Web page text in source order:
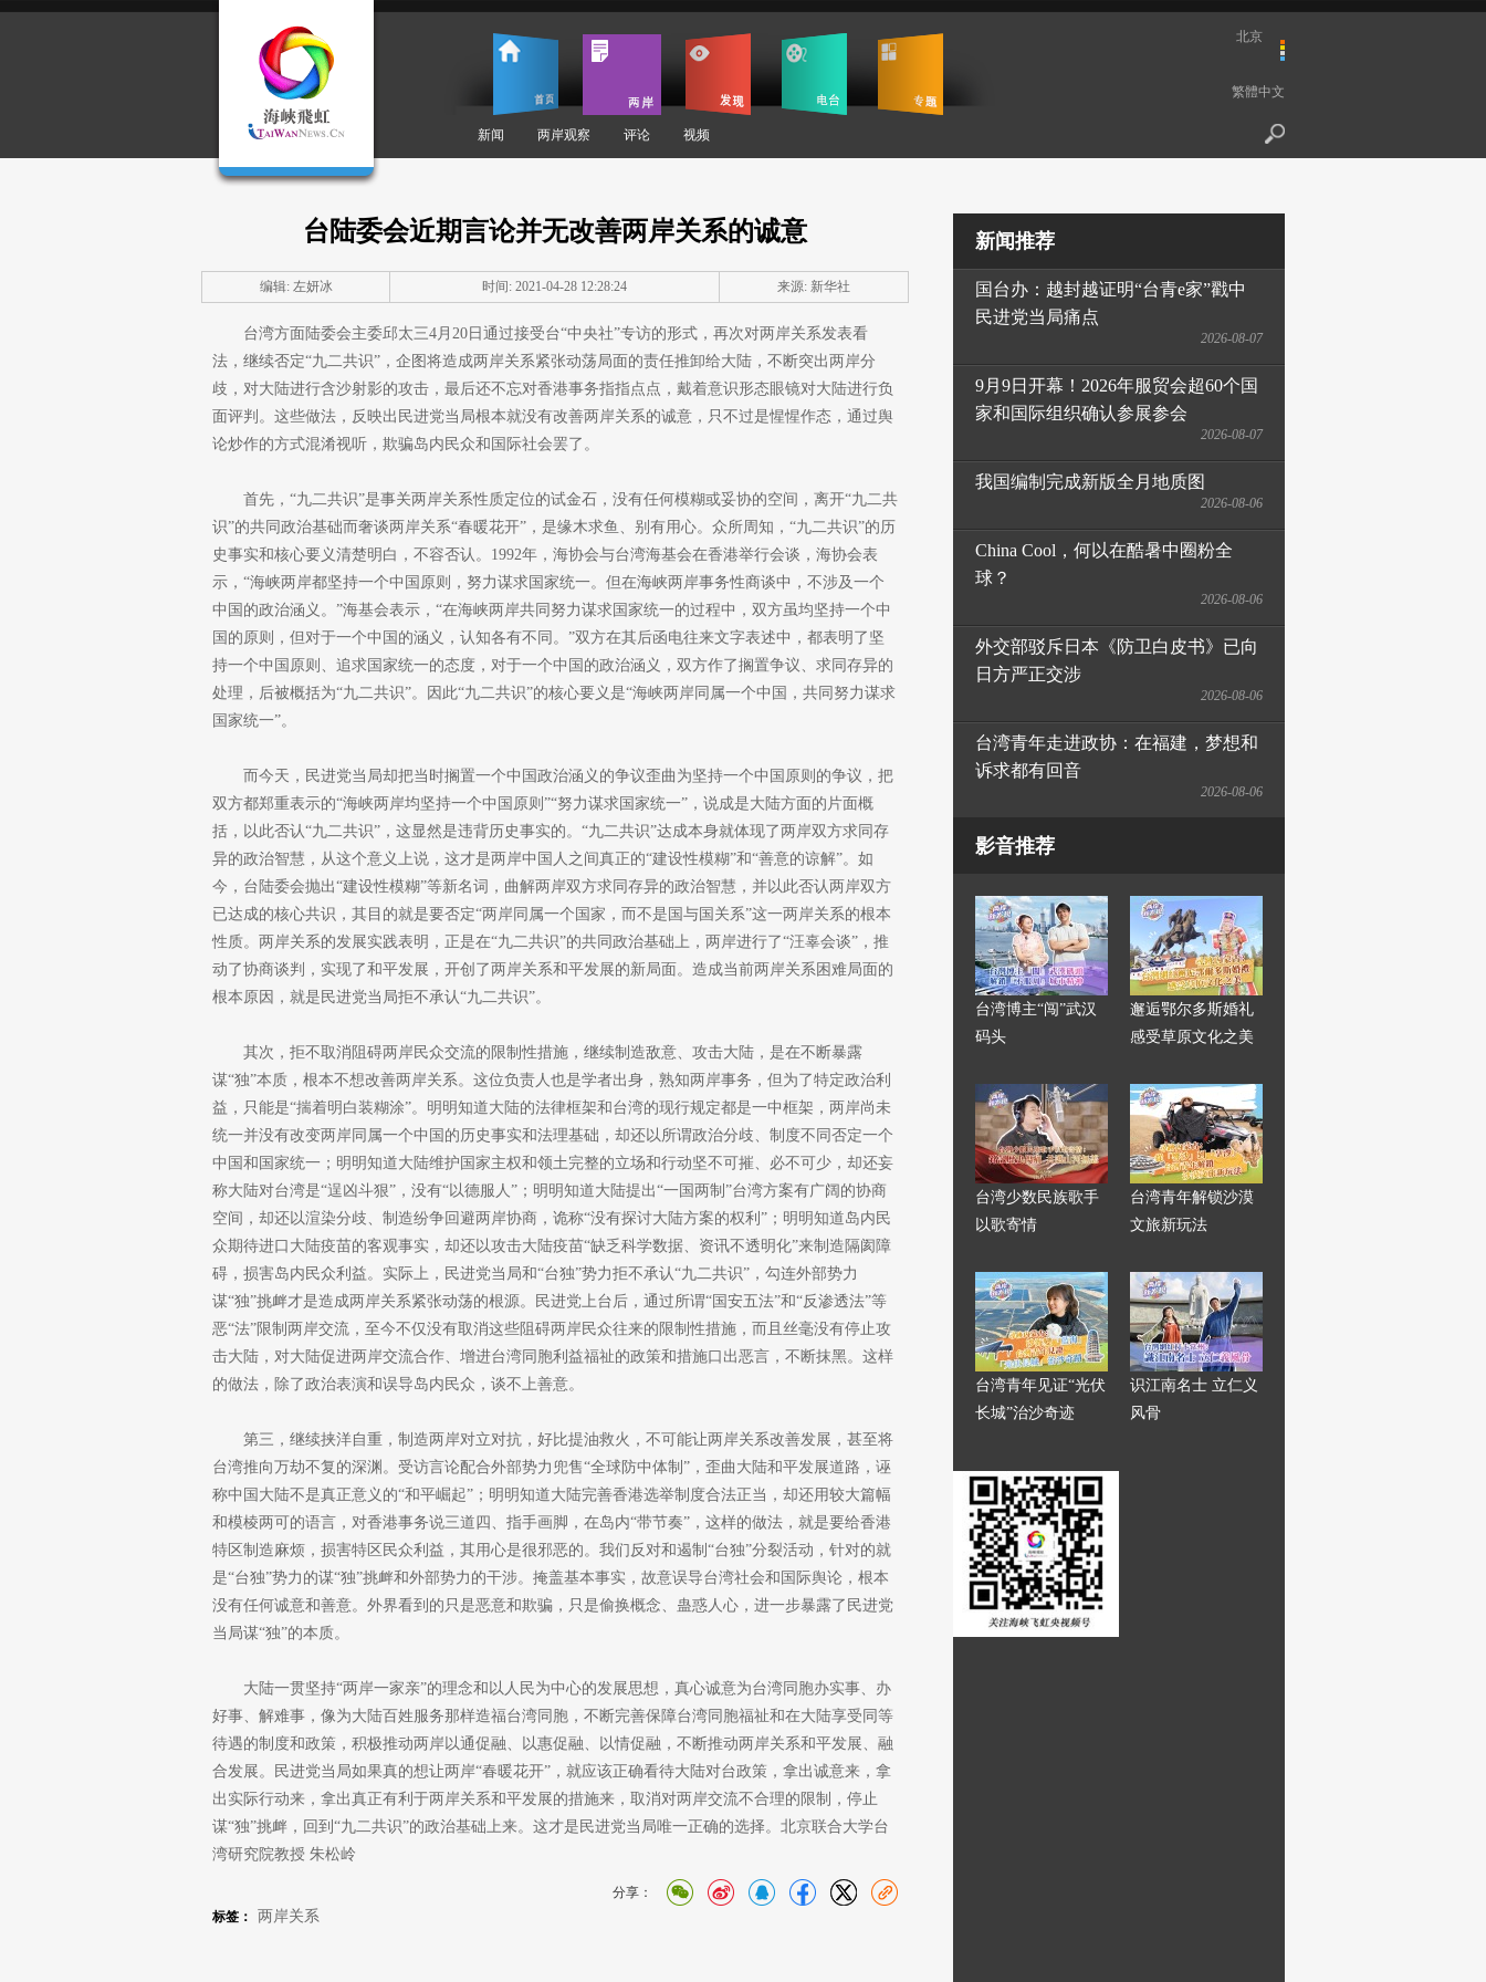
新闻 两岸观察 评论 视频
北京
繁體中文
台陆委会近期言论并无改善两岸关系的诚意
编辑: 左妍冰 时间: 2021-04-28 12:28:24 来源: 新华社
台湾方面陆委会主委邱太三4月20日通过接受台“中央社”专访的形式，再次对两岸关系发表看
法，继续否定“九二共识”，企图将造成两岸关系紧张动荡局面的责任推卸给大陆，不断突出两岸分
歧，对大陆进行含沙射影的攻击，最后还不忘对香港事务指指点点，戴着意识形态眼镜对大陆进行负
面评判。这些做法，反映出民进党当局根本就没有改善两岸关系的诚意，只不过是惺惺作态，通过舆
论炒作的方式混淆视听，欺骗岛内民众和国际社会罢了。
首先，“九二共识”是事关两岸关系性质定位的试金石，没有任何模糊或妥协的空间，离开“九二共
识”的共同政治基础而奢谈两岸关系“春暖花开”，是缘木求鱼、别有用心。众所周知，“九二共识”的历
史事实和核心要义清楚明白，不容否认。1992年，海协会与台湾海基会在香港举行会谈，海协会表
示，“海峡两岸都坚持一个中国原则，努力谋求国家统一。但在海峡两岸事务性商谈中，不涉及一个
中国的政治涵义。”海基会表示，“在海峡两岸共同努力谋求国家统一的过程中，双方虽均坚持一个中
国的原则，但对于一个中国的涵义，认知各有不同。”双方在其后函电往来文字表述中，都表明了坚
持一个中国原则、追求国家统一的态度，对于一个中国的政治涵义，双方作了搁置争议、求同存异的
处理，后被概括为“九二共识”。因此“九二共识”的核心要义是“海峡两岸同属一个中国，共同努力谋求
国家统一”。
而今天，民进党当局却把当时搁置一个中国政治涵义的争议歪曲为坚持一个中国原则的争议，把
双方都郑重表示的“海峡两岸均坚持一个中国原则”“努力谋求国家统一”，说成是大陆方面的片面概
括，以此否认“九二共识”，这显然是违背历史事实的。“九二共识”达成本身就体现了两岸双方求同存
异的政治智慧，从这个意义上说，这才是两岸中国人之间真正的“建设性模糊”和“善意的谅解”。如
今，台陆委会抛出“建设性模糊”等新名词，曲解两岸双方求同存异的政治智慧，并以此否认两岸双方
已达成的核心共识，其目的就是要否定“两岸同属一个国家，而不是国与国关系”这一两岸关系的根本
性质。两岸关系的发展实践表明，正是在“九二共识”的共同政治基础上，两岸进行了“汪辜会谈”，推
动了协商谈判，实现了和平发展，开创了两岸关系和平发展的新局面。造成当前两岸关系困难局面的
根本原因，就是民进党当局拒不承认“九二共识”。
其次，拒不取消阻碍两岸民众交流的限制性措施，继续制造敌意、攻击大陆，是在不断暴露
谋“独”本质，根本不想改善两岸关系。这位负责人也是学者出身，熟知两岸事务，但为了特定政治利
益，只能是“揣着明白装糊涂”。明明知道大陆的法律框架和台湾的现行规定都是一中框架，两岸尚未
统一并没有改变两岸同属一个中国的历史事实和法理基础，却还以所谓政治分歧、制度不同否定一个
中国和国家统一；明明知道大陆维护国家主权和领土完整的立场和行动坚不可摧、必不可少，却还妄
称大陆对台湾是“逞凶斗狠”，没有“以德服人”；明明知道大陆提出“一国两制”台湾方案有广阔的协商
空间，却还以渲染分歧、制造纷争回避两岸协商，诡称“没有探讨大陆方案的权利”；明明知道岛内民
众期待进口大陆疫苗的客观事实，却还以攻击大陆疫苗“缺乏科学数据、资讯不透明化”来制造隔阂障
碍，损害岛内民众利益。实际上，民进党当局和“台独”势力拒不承认“九二共识”，勾连外部势力
谋“独”挑衅才是造成两岸关系紧张动荡的根源。民进党上台后，通过所谓“国安五法”和“反渗透法”等
恶“法”限制两岸交流，至今不仅没有取消这些阻碍两岸民众往来的限制性措施，而且丝毫没有停止攻
击大陆，对大陆促进两岸交流合作、增进台湾同胞利益福祉的政策和措施口出恶言，不断抹黑。这样
的做法，除了政治表演和误导岛内民众，谈不上善意。
第三，继续挟洋自重，制造两岸对立对抗，好比提油救火，不可能让两岸关系改善发展，甚至将
台湾推向万劫不复的深渊。受访言论配合外部势力兜售“全球防中体制”，歪曲大陆和平发展道路，诬
称中国大陆不是真正意义的“和平崛起”；明明知道大陆完善香港选举制度合法正当，却还用较大篇幅
和模棱两可的语言，对香港事务说三道四、指手画脚，在岛内“带节奏”，这样的做法，就是要给香港
特区制造麻烦，损害特区民众利益，其用心是很邪恶的。我们反对和遏制“台独”分裂活动，针对的就
是“台独”势力的谋“独”挑衅和外部势力的干涉。掩盖基本事实，故意误导台湾社会和国际舆论，根本
没有任何诚意和善意。外界看到的只是恶意和欺骗，只是偷换概念、蛊惑人心，进一步暴露了民进党
当局谋“独”的本质。
大陆一贯坚持“两岸一家亲”的理念和以人民为中心的发展思想，真心诚意为台湾同胞办实事、办
好事、解难事，像为大陆百姓服务那样造福台湾同胞，不断完善保障台湾同胞福祉和在大陆享受同等
待遇的制度和政策，积极推动两岸以通促融、以惠促融、以情促融，不断推动两岸关系和平发展、融
合发展。民进党当局如果真的想让两岸“春暖花开”，就应该正确看待大陆对台政策，拿出诚意来，拿
出实际行动来，拿出真正有利于两岸关系和平发展的措施来，取消对两岸交流不合理的限制，停止
谋“独”挑衅，回到“九二共识”的政治基础上来。这才是民进党当局唯一正确的选择。北京联合大学台
湾研究院教授 朱松岭
分享：
标签：
两岸关系
新闻推荐
国台办：越封越证明“台青e家”戳中
民进党当局痛点
2026-08-07
9月9日开幕！2026年服贸会超60个国
家和国际组织确认参展参会
2026-08-07
我国编制完成新版全月地质图
2026-08-06
China Cool，何以在酷暑中圈粉全
球？
2026-08-06
外交部驳斥日本《防卫白皮书》已向
日方严正交涉
2026-08-06
台湾青年走进政协：在福建，梦想和
诉求都有回音
2026-08-06
影音推荐
台湾博主“闯”武汉
码头
邂逅鄂尔多斯婚礼
感受草原文化之美
台湾少数民族歌手
以歌寄情
台湾青年解锁沙漠
文旅新玩法
台湾青年见证“光伏
长城”治沙奇迹
识江南名士 立仁义
风骨